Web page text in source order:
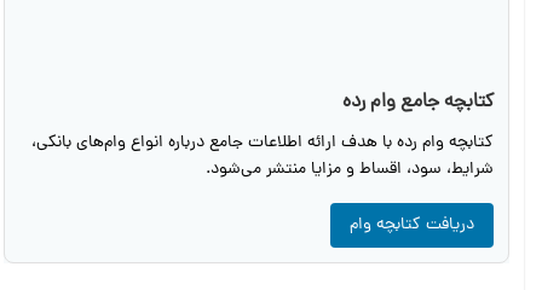
کتابچه جامع وام رده
کتابچه وام رده با هدف ارائه اطلاعات جامع درباره انواع وام‌های بانکی،
شرایط، سود، اقساط و مزایا منتشر می‌شود.
دریافت کتابچه وام